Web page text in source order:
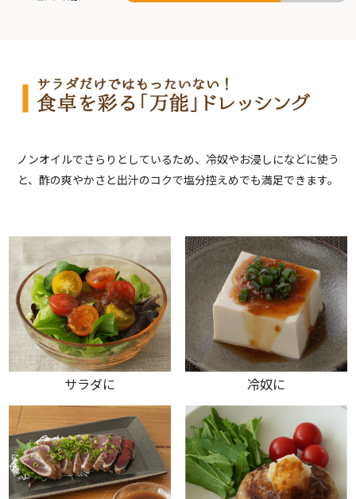
ノンオイルでさらりとしているため、冷奴やお浸しになどに使う
と、酢の爽やかさと出汁のコクで塩分控えめでも満足できます。
サラダに 冷奴に